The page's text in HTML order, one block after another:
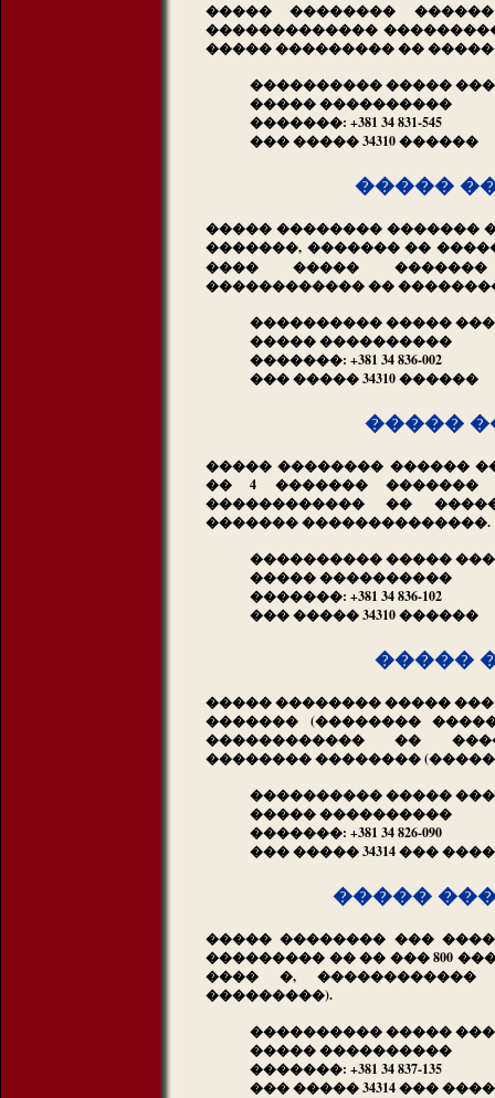
����� ��������
�������������
����� ��������� ��
���������� �����
����� ����������
�������: +381 34 831-545
��� ����� 34310 ������
�����
����� �������� �������
�������, ������� ��
���� ����� �������
������������ ��
���������� �����
����� ����������
�������: +381 34 836-002
��� ����� 34310 ������
�����
����� �������� ������
�� 4 �������
������������ ��
������� ��������������.
���������� �����
����� ����������
�������: +381 34 836-102
��� ����� 34310 ������
�����
����� �������� ����� ���
������� (��������
������������ ��
�������� ��������
���������� �����
����� ����������
�������: +381 34 826-090
��� ����� 34314 ���
�����
����� �������� ���
��������� �� �� ��� 800
���� �, ������������
���������).
���������� �����
����� ����������
�������: +381 34 837-135
��� ����� 34314 ���